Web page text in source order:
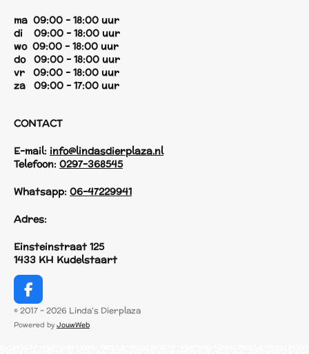
ma 09:00 - 18:00 uur
di 09:00 - 18:00 uur
wo 09:00 - 18:00 uur
do 09:00 - 18:00 uur
vr 09:00 - 18:00 uur
za 09:00 - 17:00 uur
CONTACT
E-mail: info@lindasdierplaza.nl
Telefoon: 0297-368545
Whatsapp: 06-47229941
Adres:
Einsteinstraat 125
1433 KH Kudelstaart
F
a
c
© 2017 - 2026 Linda's Dierplaza
Powered by JouwWeb